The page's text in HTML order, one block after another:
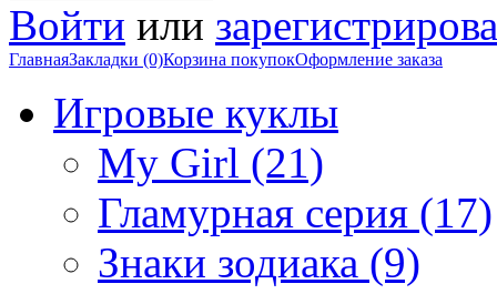
Войти или
ГлавнаяЗакладки (0)Корзина покупокОформление заказа
Игровые куклы
My Girl (21)
Гламурная серия (17)
Знаки зодиака (9)